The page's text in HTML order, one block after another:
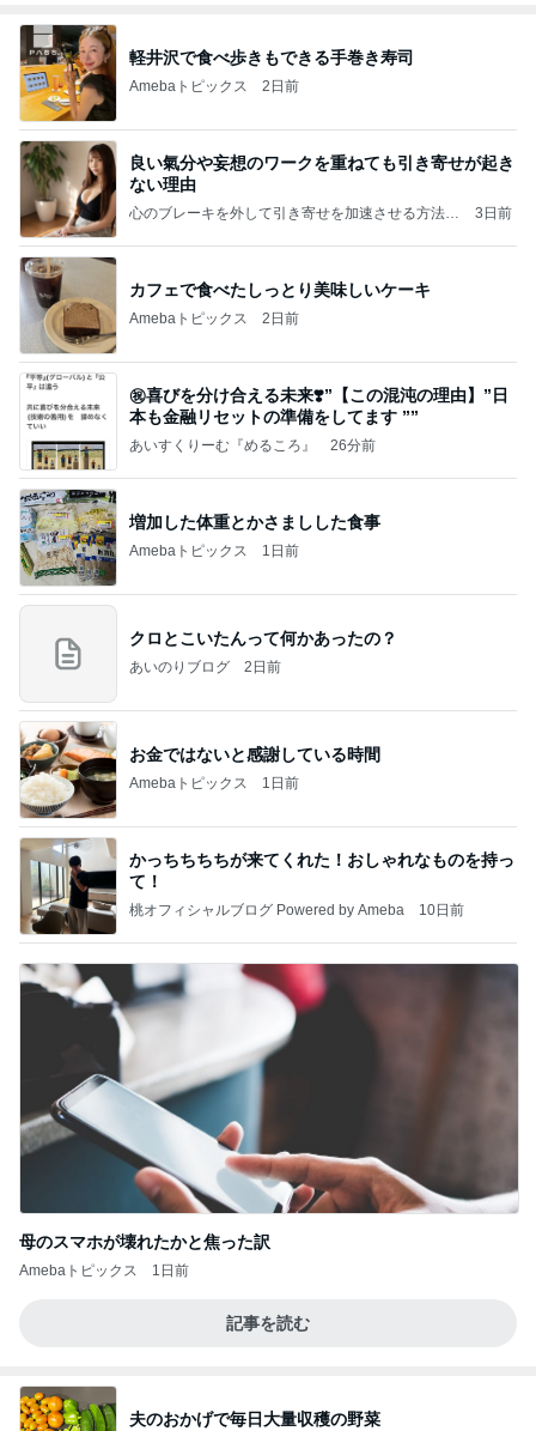
軽井沢で食べ歩きもできる手巻き寿司
Amebaトピックス 2日前
良い氣分や妄想のワークを重ねても引き寄せが起き
ない理由
心のブレーキを外して引き寄せを加速させる方法：
3日前
カフェで食べたしっとり美味しいケーキ
Amebaトピックス 2日前
㊗️喜びを分け合える未来❣️”【この混沌の理由】”⽇
本も⾦融リセットの準備をしてます ””
あいすくりーむ『めるころ』 26分前
増加した体重とかさましした食事
Amebaトピックス 1日前
クロとこいたんって何かあったの？
あいのりブログ 2日前
お金ではないと感謝している時間
Amebaトピックス 1日前
かっちちちちが来てくれた！おしゃれなものを持っ
て！
桃オフィシャルブログ Powered by Ameba 10日前
母のスマホが壊れたかと焦った訳
Amebaトピックス 1日前
記事を読む
夫のおかげで毎日大量収穫の野菜